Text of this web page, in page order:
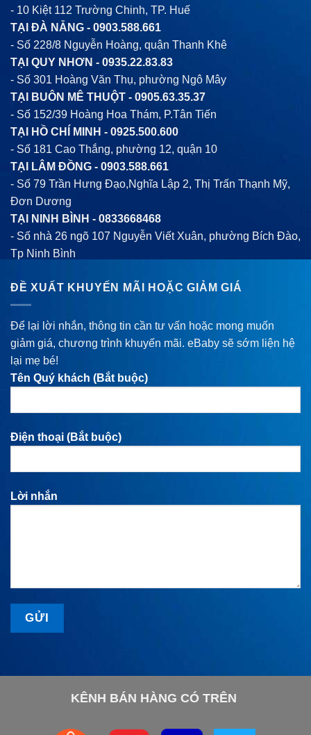
- 10 Kiệt 112 Trường Chinh, TP. Huế
TẠI ĐÀ NẴNG - 0903.588.661
- Số 228/8 Nguyễn Hoàng, quận Thanh Khê
TẠI QUY NHƠN - 0935.22.83.83
- Số 301 Hoàng Văn Thụ, phường Ngô Mây
TẠI BUÔN MÊ THUỘT - 0905.63.35.37
- Số 152/39 Hoàng Hoa Thám, P.Tân Tiến
TẠI HỒ CHÍ MINH - 0925.500.600
- Số 181 Cao Thắng, phường 12, quận 10
TẠI LÂM ĐỒNG - 0903.588.661
- Số 79 Trần Hưng Đạo,Nghĩa Lập 2, Thị Trấn Thạnh Mỹ,
Đơn Dương
TẠI NINH BÌNH - 0833668468
- Số nhà 26 ngõ 107 Nguyễn Viết Xuân, phường Bích Đào,
Tp Ninh Bình
ĐỀ XUẤT KHUYẾN MÃI HOẶC GIẢM GIÁ
Để lại lời nhắn, thông tin cần tư vấn hoặc mong muốn
giảm giá, chương trình khuyến mãi. eBaby sẽ sớm liện hệ
lại mẹ bé!
Tên Quý khách (Bắt buộc)
Điện thoại (Bắt buộc)
Lời nhắn
KÊNH BÁN HÀNG CÓ TRÊN